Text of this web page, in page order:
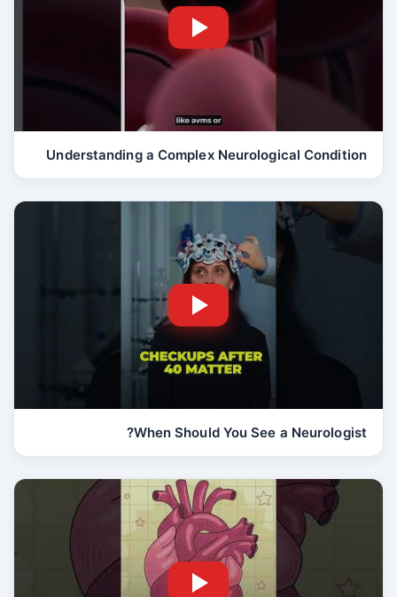
Understanding a Complex Neurological Condition
When Should You See a Neurologist?